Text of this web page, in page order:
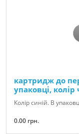
картридж до
упаковці,
Колір синій. В
0.00 грн.